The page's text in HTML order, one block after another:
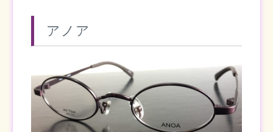
アノア